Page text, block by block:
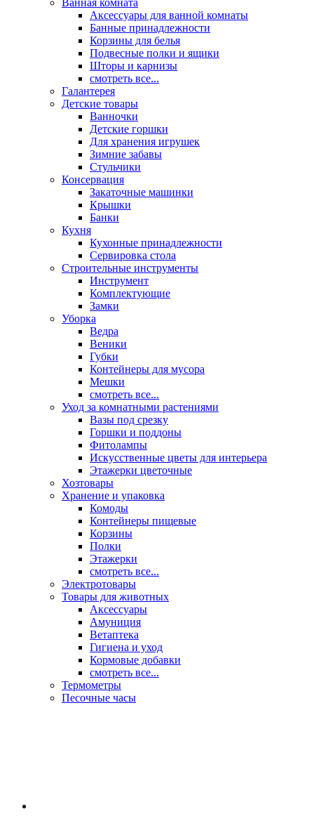
Ванная комната
Аксессуары для ванной комнаты
Банные принадлежности
Корзины для белья
Подвесные полки и ящики
Шторы и карнизы
смотреть все...
Галантерея
Детские товары
Ванночки
Детские горшки
Для хранения игрушек
Зимние забавы
Стульчики
Консервация
Закаточные машинки
Крышки
Банки
Кухня
Кухонные принадлежности
Сервировка стола
Строительные инструменты
Инструмент
Комплектующие
Замки
Уборка
Ведра
Веники
Губки
Контейнеры для мусора
Мешки
смотреть все...
Уход за комнатными растениями
Вазы под срезку
Горшки и поддоны
Фитолампы
Искусственные цветы для интерьера
Этажерки цветочные
Хозтовары
Хранение и упаковка
Комоды
Контейнеры пищевые
Корзины
Полки
Этажерки
смотреть все...
Электротовары
Товары для животных
Аксессуары
Амуниция
Ветаптека
Гигиена и уход
Кормовые добавки
смотреть все...
Термометры
Песочные часы